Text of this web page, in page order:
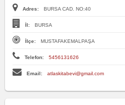
Adres: BURSA CAD. NO:40
İl: BURSA
İlçe: MUSTAFAKEMALPAŞA
Telefon: 5456131626
Email: atlaskitabevi@gmail.com